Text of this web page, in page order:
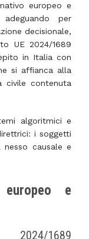
europeo e
per
decisionale,
UE 2024/1689
in Italia con
si affianca alla
civile contenuta
algoritmici e
i soggetti
causale e
e
1689